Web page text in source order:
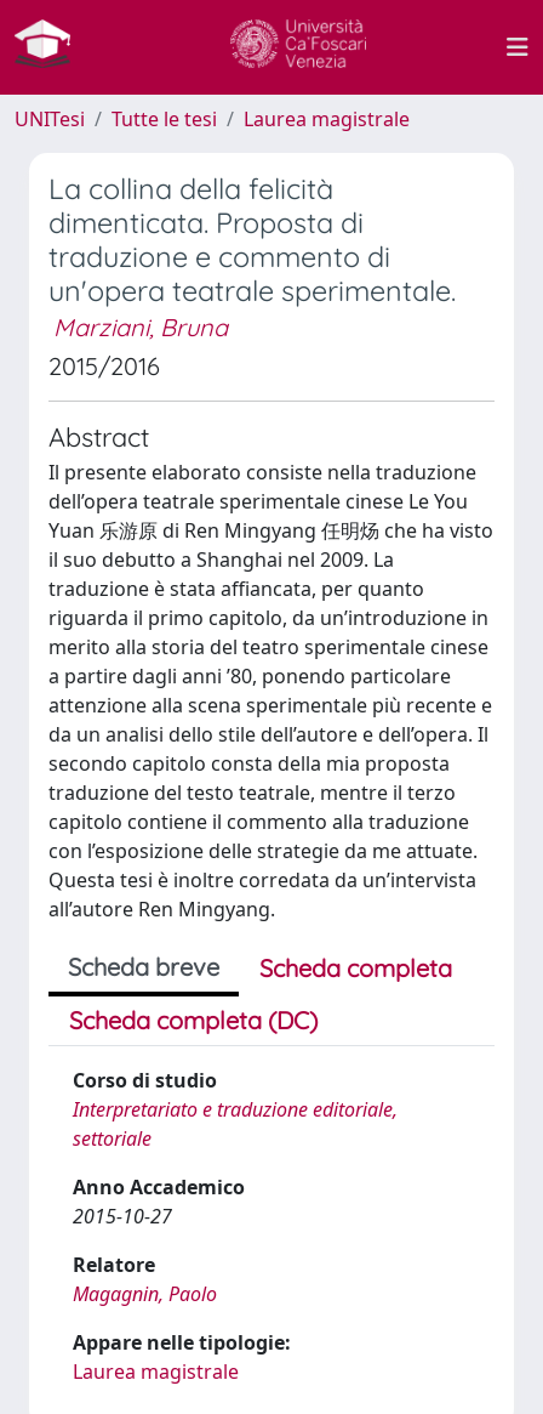
UNITesi Tutte le tesi Laurea magistrale
La collina della felicità
dimenticata. Proposta di
traduzione e commento di
un'opera teatrale sperimentale.
Marziani, Bruna
2015/2016
Abstract
Il presente elaborato consiste nella traduzione
dell’opera teatrale sperimentale cinese Le You
Yuan 乐游原 di Ren Mingyang 任明炀 che ha visto
il suo debutto a Shanghai nel 2009. La
traduzione è stata affiancata, per quanto
riguarda il primo capitolo, da un’introduzione in
merito alla storia del teatro sperimentale cinese
a partire dagli anni ’80, ponendo particolare
attenzione alla scena sperimentale più recente e
da un analisi dello stile dell’autore e dell’opera. Il
secondo capitolo consta della mia proposta
traduzione del testo teatrale, mentre il terzo
capitolo contiene il commento alla traduzione
con l’esposizione delle strategie da me attuate.
Questa tesi è inoltre corredata da un’intervista
all’autore Ren Mingyang.
Scheda breve
Scheda completa
Scheda completa (DC)
Corso di studio
Interpretariato e traduzione editoriale,
settoriale
Anno Accademico
2015-10-27
Relatore
Magagnin, Paolo
Appare nelle tipologie:
Laurea magistrale